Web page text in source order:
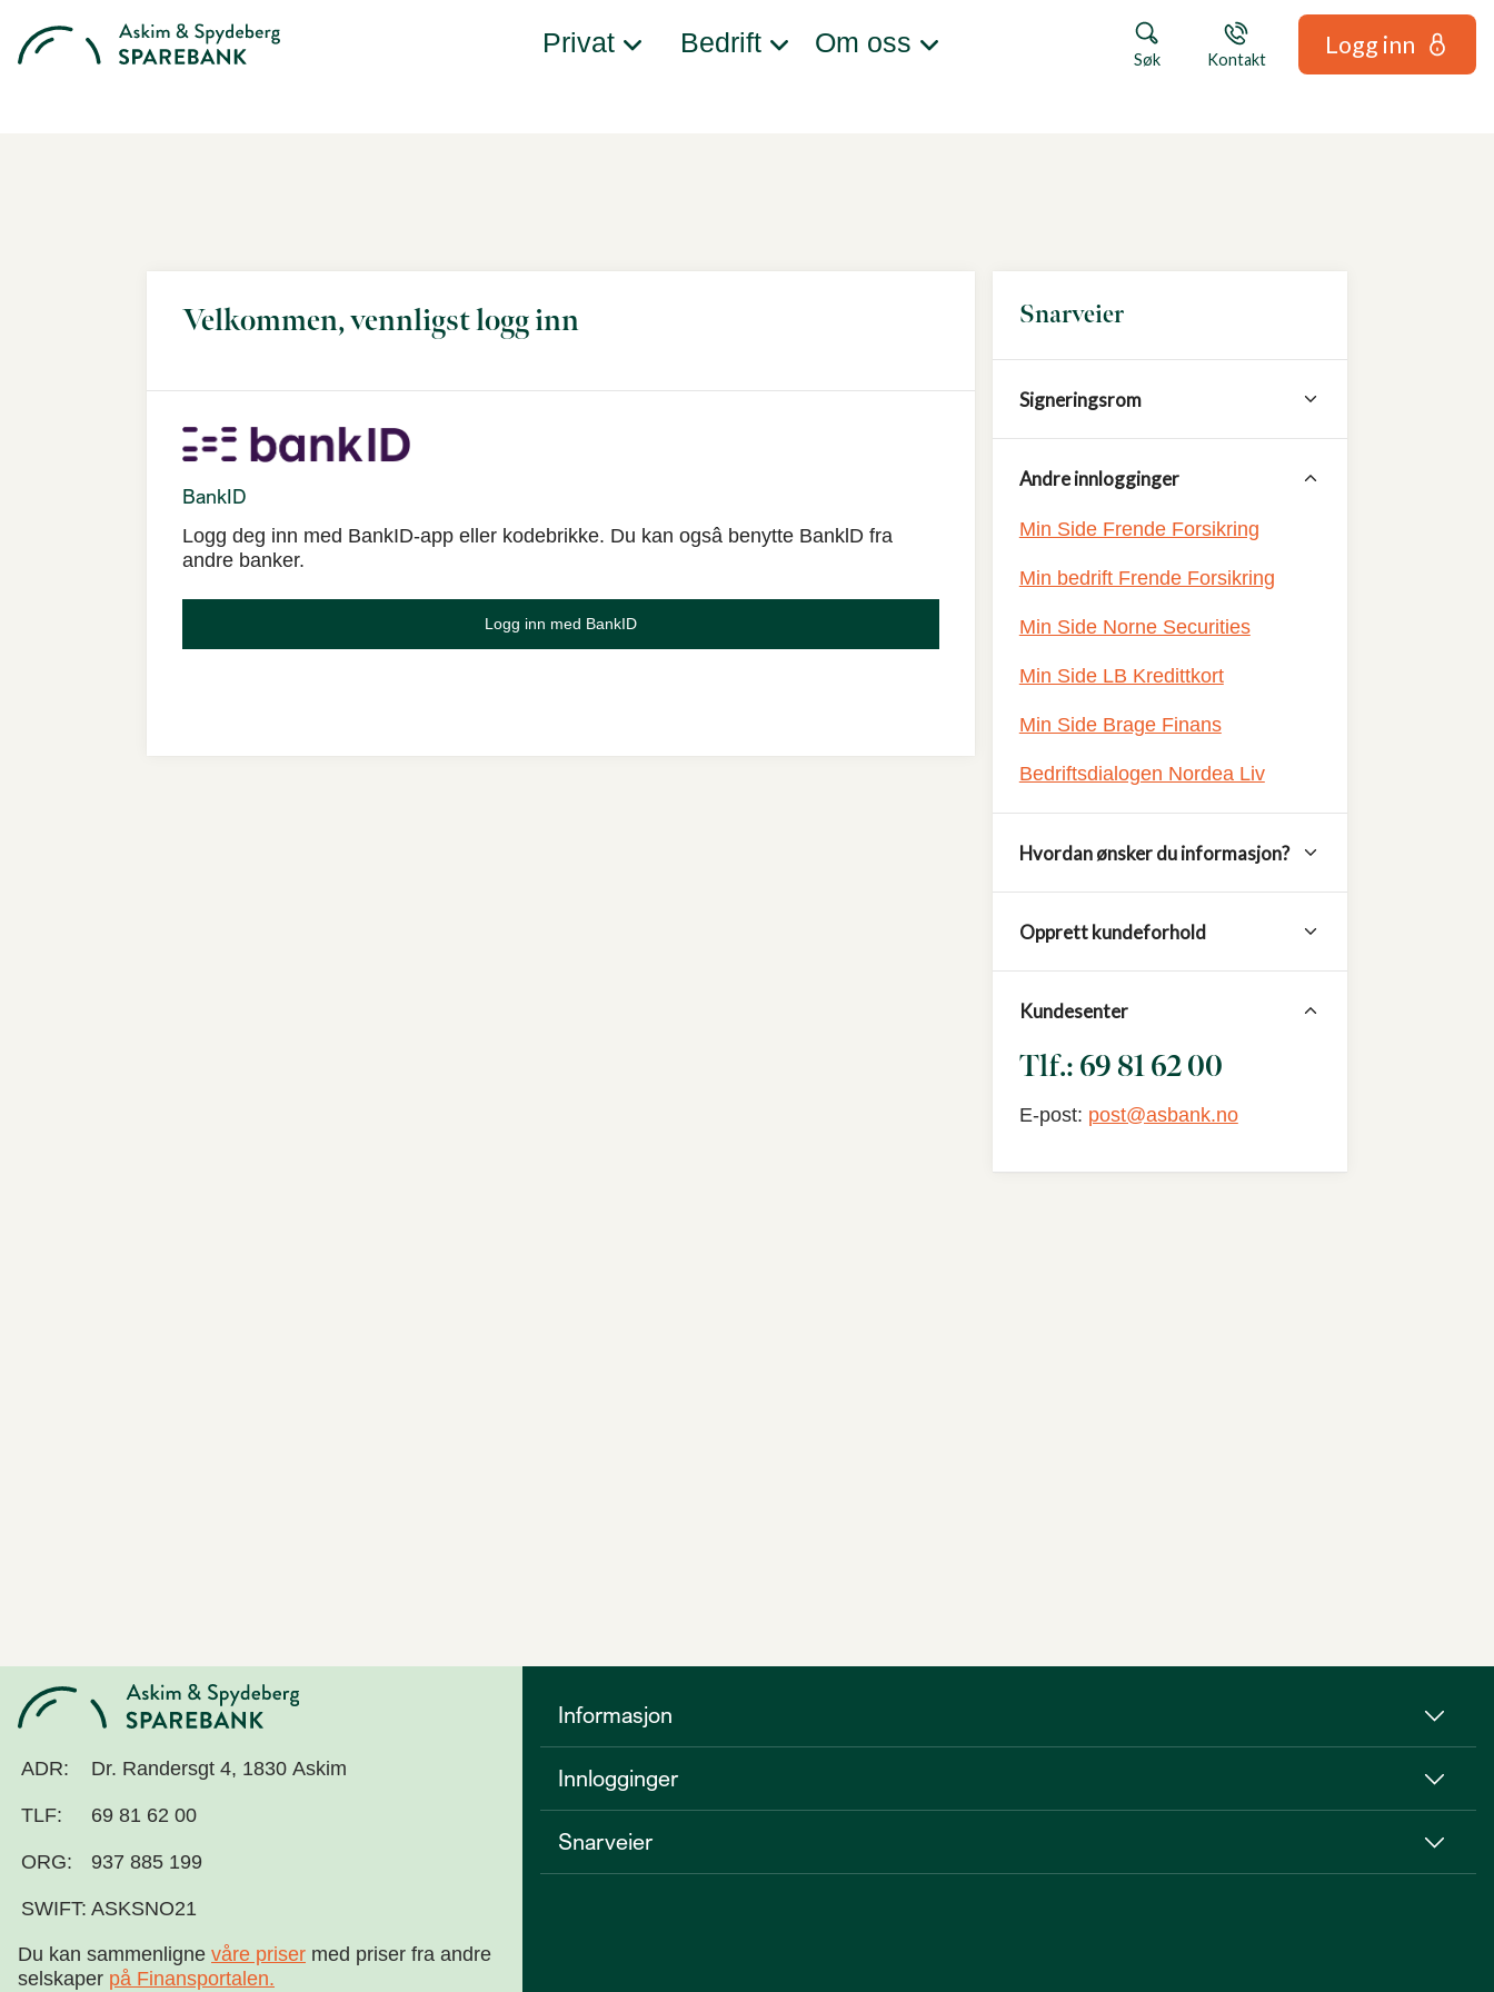
Privat Bedrift Om oss
Søk Kontakt
Logg inn
Velkommen, vennligst logg inn
BankID
Logg deg inn med BankID-app eller kodebrikke. Du kan ogsâ benytte BanklD fra
andre banker.
Logg inn med BankID
Snarveier
Signeringsrom
Andre innlogginger
Min Side Frende Forsikring
Min bedrift Frende Forsikring
Min Side Norne Securities
Min Side LB Kredittkort
Min Side Brage Finans
Bedriftsdialogen Nordea Liv
Hvordan ønsker du informasjon?
Opprett kundeforhold
Kundesenter
Tlf.: 69 81 62 00
E-post: post@asbank.no
Informasjon
Innlogginger
Snarveier
ADR: Dr. Randersgt 4, 1830 Askim
TLF: 69 81 62 00
ORG: 937 885 199
SWIFT: ASKSNO21
Du kan sammenlignevåre priser med priser fra andre
selskaper på Finansportalen.